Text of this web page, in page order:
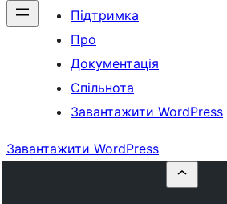
Підтримка
Про
Документація
Спільнота
Завантажити WordPress
Завантажити WordPress